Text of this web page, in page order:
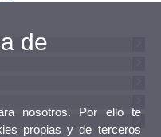
de
nosotros. Por ello te
propias y de terceros